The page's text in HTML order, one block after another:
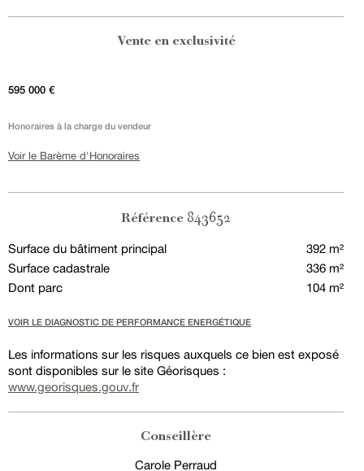
Vente en exclusivité
595 000 €
Honoraires à la charge du vendeur
Voir le Barème d'Honoraires
Référence 843652
Surface du bâtiment principal
392 m²
Surface cadastrale
336 m²
Dont parc
104 m²
VOIR LE DIAGNOSTIC DE PERFORMANCE ENERGÉTIQUE
Les informations sur les risques auxquels ce bien est exposé
sont disponibles sur le site Géorisques :
www.georisques.gouv.fr
Conseillère
Carole Perraud